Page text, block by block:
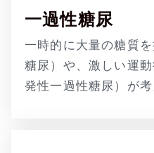
一過性糖尿
一時的に大量の糖質
糖尿）や、激しい運
発性一過性糖尿）が考